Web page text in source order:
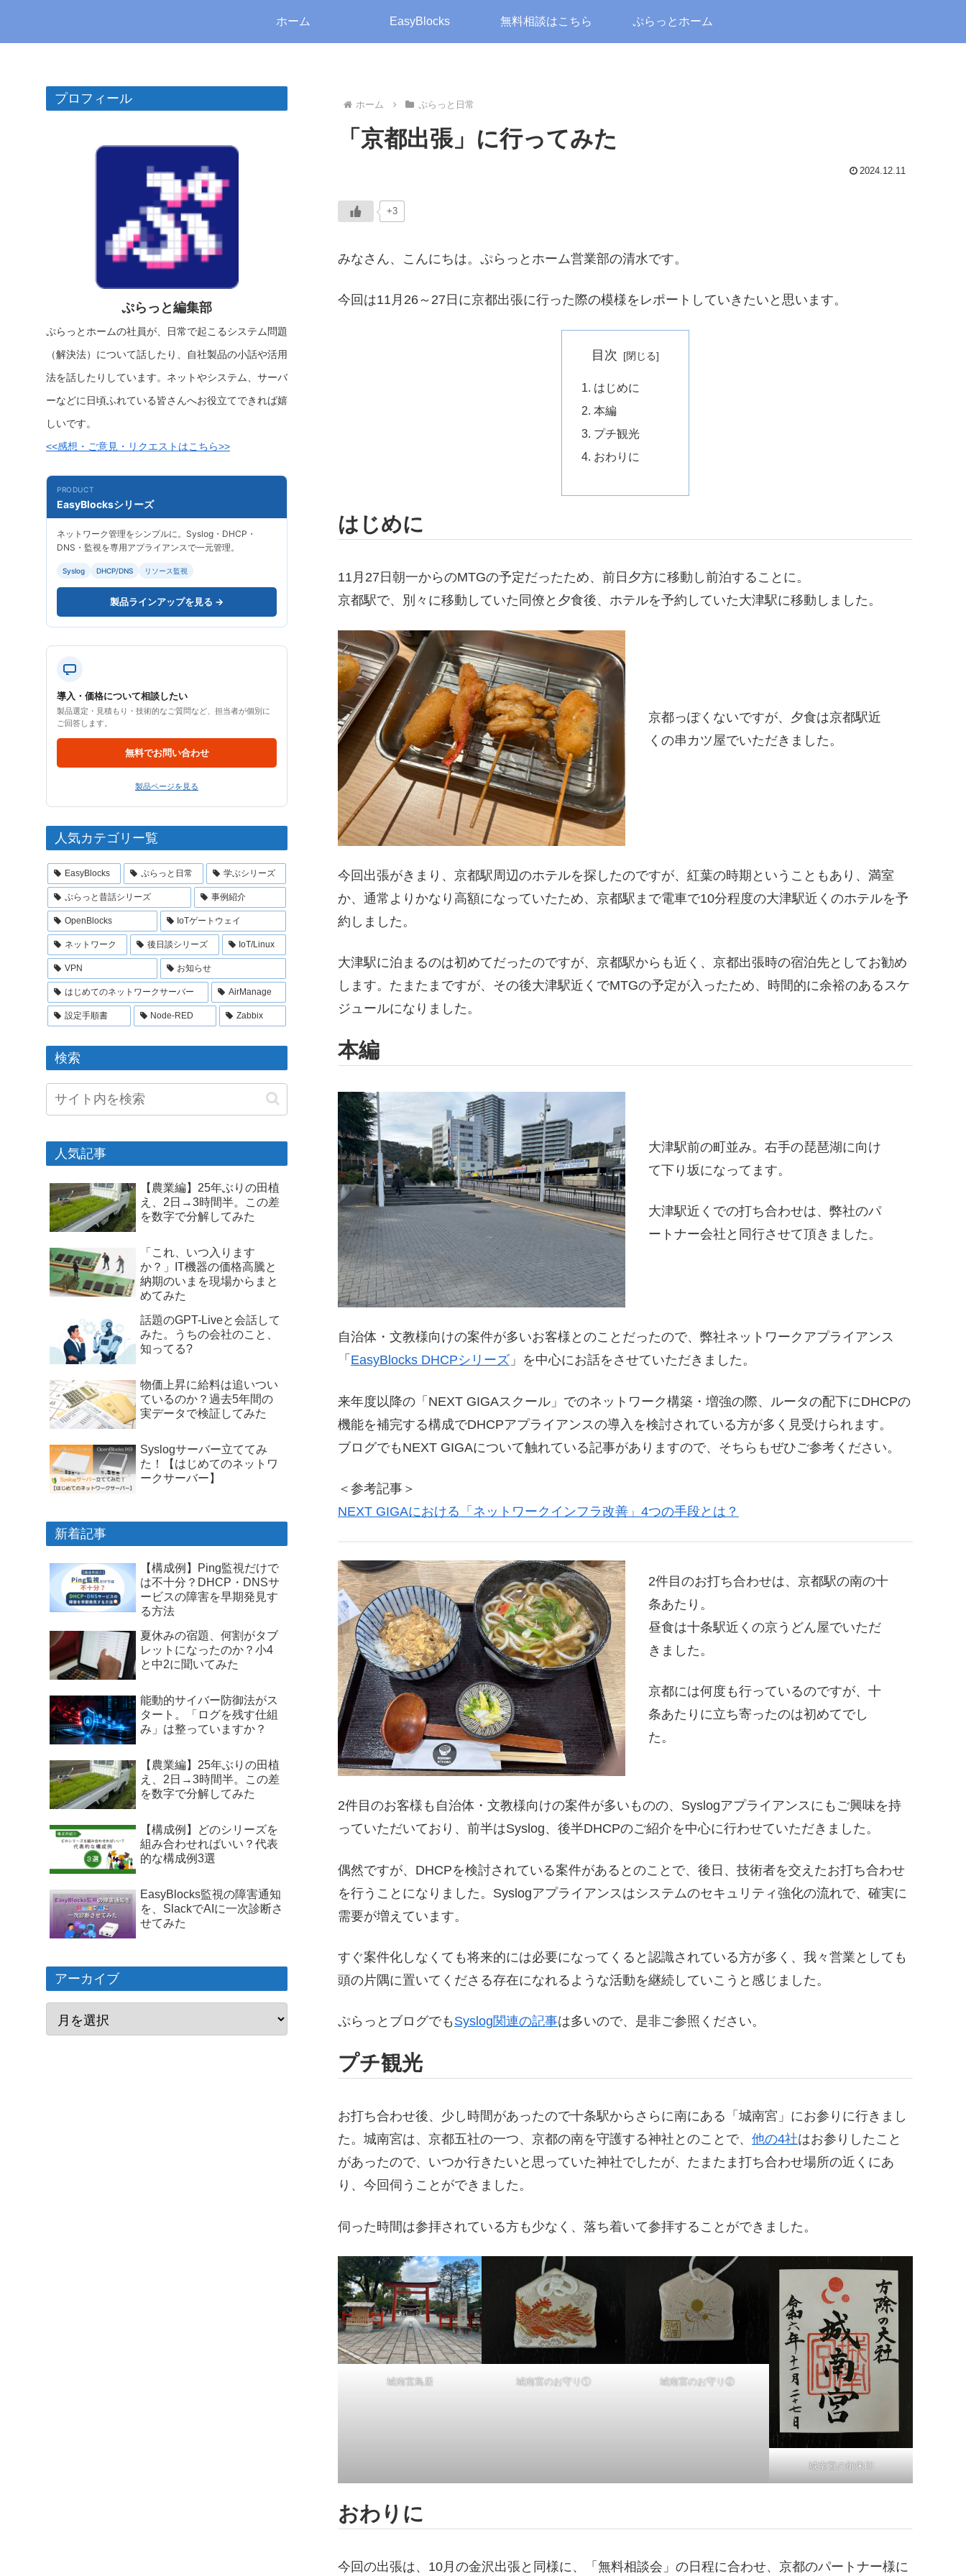
ホーム EasyBlocks 無料相談はこちら ぷらっとホーム
ホーム ぷらっと日常
「京都出張」に行ってみた
2024.12.11
+3
みなさん、こんにちは。ぷらっとホーム営業部の清水です。
今回は11月26～27日に京都出張に行った際の模様をレポートしていきたいと思います。
目次
はじめに
本編
プチ観光
おわりに
はじめに
11月27日朝一からのMTGの予定だったため、前日夕方に移動し前泊することに。
京都駅で、別々に移動していた同僚と夕食後、ホテルを予約していた大津駅に移動しました。
京都っぽくないですが、夕食は京都駅近
くの串カツ屋でいただきました。
今回出張がきまり、京都駅周辺のホテルを探したのですが、紅葉の時期ということもあり、満室
か、通常よりかなり高額になっていたため、京都駅まで電車で10分程度の大津駅近くのホテルを予
約しました。
大津駅に泊まるのは初めてだったのですが、京都駅からも近く、京都出張時の宿泊先としてお勧め
します。たまたまですが、その後大津駅近くでMTGの予定が入ったため、時間的に余裕のあるスケ
ジュールになりました。
本編
大津駅前の町並み。右手の琵琶湖に向け
て下り坂になってます。
大津駅近くでの打ち合わせは、弊社のパ
ートナー会社と同行させて頂きました。
自治体・文教様向けの案件が多いお客様とのことだったので、弊社ネットワークアプライアンス
「 EasyBlocks DHCPシリーズ 」を中心にお話をさせていただきました。
来年度以降の「NEXT GIGAスクール」でのネットワーク構築・増強の際、ルータの配下にDHCPの
機能を補完する構成でDHCPアプライアンスの導入を検討されている方が多く見受けられます。
ブログでもNEXT GIGAについて触れている記事がありますので、そちらもぜひご参考ください。
＜参考記事＞
NEXT GIGAにおける「ネットワークインフラ改善」4つの手段とは？
2件目のお打ち合わせは、京都駅の南の十
条あたり。
昼食は十条駅近くの京うどん屋でいただ
きました。
京都には何度も行っているのですが、十
条あたりに立ち寄ったのは初めてでし
た。
2件目のお客様も自治体・文教様向けの案件が多いものの、Syslogアプライアンスにもご興味を持
っていただいており、前半はSyslog、後半DHCPのご紹介を中心に行わせていただきました。
偶然ですが、DHCPを検討されている案件があるとのことで、後日、技術者を交えたお打ち合わせ
を行うことになりました。Syslogアプライアンスはシステムのセキュリティ強化の流れで、確実に
需要が増えています。
すぐ案件化しなくても将来的には必要になってくると認識されている方が多く、我々営業としても
頭の片隅に置いてくださる存在になれるような活動を継続していこうと感じました。
ぷらっとブログでも Syslog関連の記事は多いので、是非ご参照ください。
プチ観光
お打ち合わせ後、少し時間があったので十条駅からさらに南にある「城南宮」にお参りに行きまし
た。城南宮は、京都五社の一つ、京都の南を守護する神社とのことで、 他の4社はお参りしたこと
があったので、いつか行きたいと思っていた神社でしたが、たまたま打ち合わせ場所の近くにあ
り、今回伺うことができました。
伺った時間は参拝されている方も少なく、落ち着いて参拝することができました。
城南宮鳥居 城南宮のお守り① 城南宮のお守り②
城南宮の御朱印
おわりに
今回の出張は、10月の金沢出張と同様に、「無料相談会」の日程に合わせ、京都のパートナー様に
プロフィール
ぷらっと編集部
ぷらっとホームの社員が、日常で起こるシステム問題
（解決法）について話したり、自社製品の小話や活用
法を話したりしています。ネットやシステム、サーバ
ーなどに日頃ふれている皆さんへお役立てできれば嬉
しいです。
<<感想・ご意見・リクエストはこちら>>
PRODUCT
EasyBlocksシリーズ
ネットワーク管理をシンプルに。Syslog・DHCP・
DNS・監視を専用アプライアンスで一元管理。
Syslog DHCP/DNS リソース監視
製品ラインアップを見る →
導入・価格について相談したい
製品選定・見積もり・技術的なご質問など、担当者が個別に
ご回答します。
無料でお問い合わせ
製品ページを見る
人気カテゴリー覧
EasyBlocks ぷらっと日常 学ぶシリーズ
ぷらっと昔話シリーズ 事例紹介
OpenBlocks IoTゲートウェイ
ネットワーク 後日談シリーズ IoT/Linux
VPN お知らせ
はじめてのネットワークサーバー AirManage
設定手順書 Node-RED Zabbix
検索
人気記事
【農業編】25年ぶりの田植
え、2日→3時間半。この差
を数字で分解してみた
「これ、いつ入ります
か？」IT機器の価格高騰と
納期のいまを現場からまと
めてみた
話題のGPT-Liveと会話して
みた。うちの会社のこと、
知ってる?
物価上昇に給料は追いつい
ているのか？過去5年間の
実データで検証してみた
Syslogサーバー立ててみ
た！【はじめてのネットワ
ークサーバー】
新着記事
【構成例】Ping監視だけで
は不十分？DHCP・DNSサ
ービスの障害を早期発見す
る方法
夏休みの宿題、何割がタブ
レットになったのか？小4
と中2に聞いてみた
能動的サイバー防御法がス
タート。「ログを残す仕組
み」は整っていますか？
【農業編】25年ぶりの田植
え、2日→3時間半。この差
を数字で分解してみた
【構成例】どのシリーズを
組み合わせればいい？代表
的な構成例3選
EasyBlocks監視の障害通知
を、SlackでAIに一次診断さ
せてみた
アーカイブ